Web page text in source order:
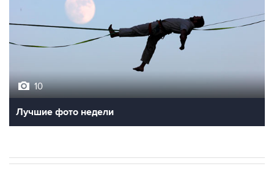
10
Лучшие фото недели